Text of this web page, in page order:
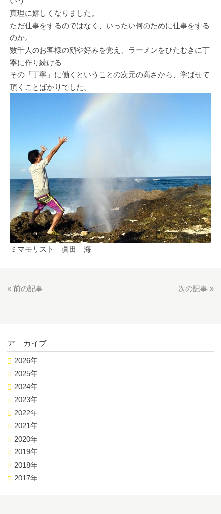
真理に嬉しくなりました。
ただ仕事をするのではなく、いったい何のために仕事をする
のか。
数千人のお客様の顔や好みを覚え、ラーメンをひたむきに丁
寧に作り続ける
その「丁寧」に働くということの次元の高さから、学ばせて
頂くことばかりでした。
ミマモリスト 眞田 海
« 前の記事 次の記事 »
アーカイブ
2026年
2025年
2024年
2023年
2022年
2021年
2020年
2019年
2018年
2017年